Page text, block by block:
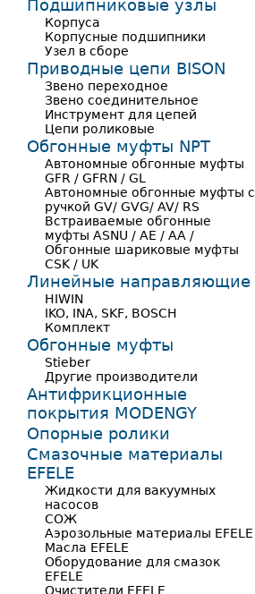
Подшипниковые узлы
Корпуса
Корпусные подшипники
Узел в сборе
Приводные цепи BISON
Звено переходное
Звено соединительное
Инструмент для цепей
Цепи роликовые
Обгонные муфты NPT
Автономные обгонные муфты
GFR / GFRN / GL
Автономные обгонные муфты с
ручкой GV/ GVG/ AV/ RS
Встраиваемые обгонные
муфты ASNU / AE / AA /
Обгонные шариковые муфты
CSK / UK
Линейные направляющие
HIWIN
IKO, INA, SKF, BOSCH
Комплект
Обгонные муфты
Stieber
Другие производители
Антифрикционные
покрытия MODENGY
Опорные ролики
Смазочные материалы
EFELE
Жидкости для вакуумных
насосов
СОЖ
Аэрозольные материалы EFELE
Масла EFELE
Оборудование для смазок
EFELE
Очистители EFELE